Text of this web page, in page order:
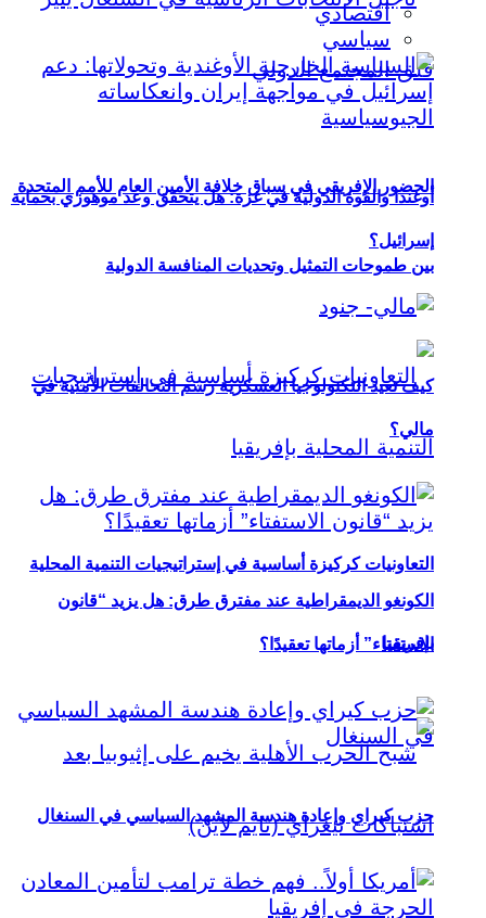
الحضور الإفريقي في سباق خلافة الأمين العام للأمم المتحدة
بين طموحات التمثيل وتحديات المنافسة الدولية
التعاونيات كركيزة أساسية في إستراتيجيات التنمية المحلية
بإفريقيا
اقتصادي
سياسي
أوغندا والقوة الدولية في غزة: هل يتحقق وعد موهوزي بحماية
إسرائيل؟
كيف تعيد التكنولوجيا العسكرية رسم التحالفات الأمنية في
مالي؟
الكونغو الديمقراطية عند مفترق طرق: هل يزيد “قانون
الاستفتاء” أزماتها تعقيدًا؟
حزب كيراي وإعادة هندسة المشهد السياسي في السنغال